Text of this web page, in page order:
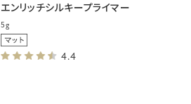
エンリッチシルキープライマー
5g
4.4